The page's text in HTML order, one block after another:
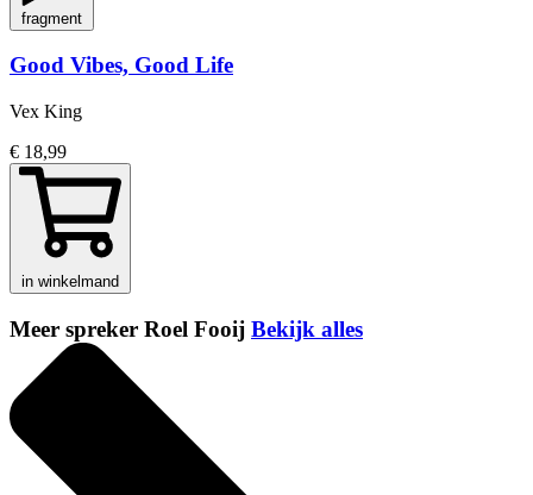
fragment
Good Vibes, Good Life
Vex King
€ 18,99
in winkelmand
Meer spreker Roel Fooij Bekijk alles